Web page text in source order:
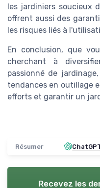
les jardiniers soucieux
offrent aussi des
les risques liés à
En conclusion, que
cherchant à
passionné de
tendances en outillage
efforts et garantir un
Résumer
Recevez les